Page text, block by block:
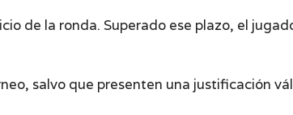
de la ronda. Superado ese plazo, el
salvo que presenten una justificación